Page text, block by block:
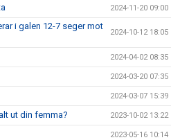
2024-11-20 09:00
i galen 12-7 seger mot
2024-10-12 18:05
2024-04-02 08:35
2024-03-20 07:35
2024-03-07 15:39
ut din femma? 2023-10-02 13:22
2023-05-16 10:14